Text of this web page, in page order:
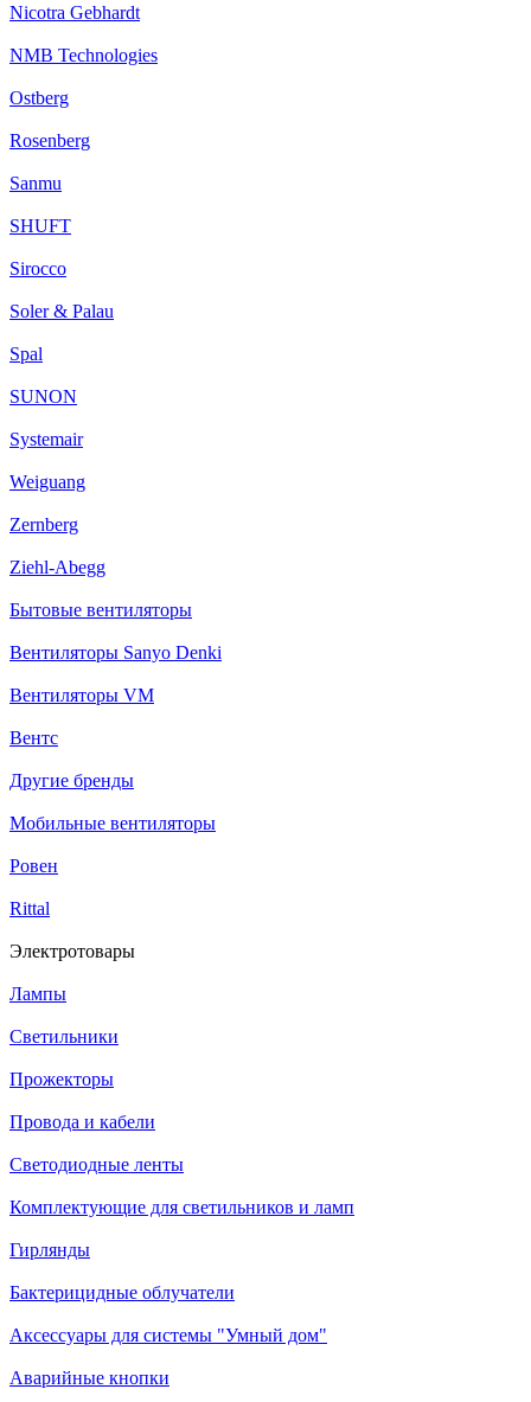
Nicotra Gebhardt
NMB Technologies
Ostberg
Rosenberg
Sanmu
SHUFT
Sirocco
Soler & Palau
Spal
SUNON
Systemair
Weiguang
Zernberg
Ziehl-Abegg
Бытовые вентиляторы
Вентиляторы Sanyo Denki
Вентиляторы VM
Вентс
Другие бренды
Мобильные вентиляторы
Ровен
Rittal
Электротовары
Лампы
Светильники
Прожекторы
Провода и кабели
Светодиодные ленты
Комплектующие для светильников и ламп
Гирлянды
Бактерицидные облучатели
Аксессуары для системы "Умный дом"
Аварийные кнопки